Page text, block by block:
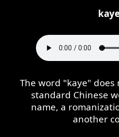
The word "kaye"
standard Chinese
name, a
another